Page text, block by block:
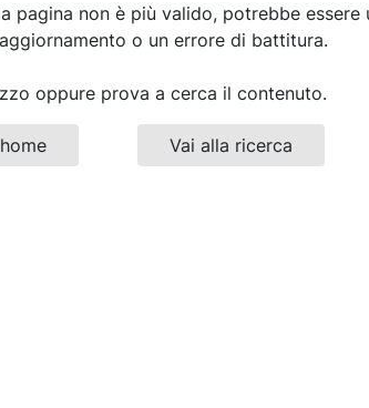
pagina non è più valido, potrebbe
o un errore di battitura.
oppure prova a cerca il contenuto.
Vai alla ricerca